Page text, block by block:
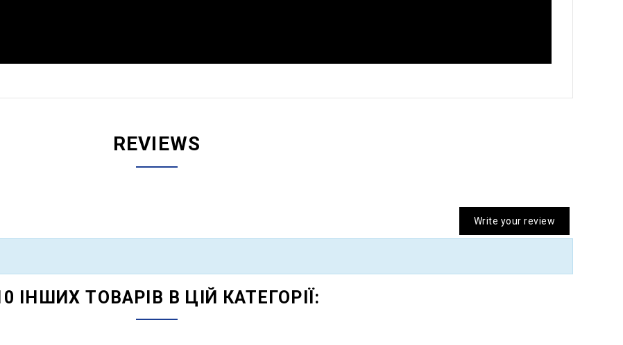
REVIEWS
Write your review
ІНШИХ ТОВАРІВ В ЦІЙ КАТЕГОРІЇ: